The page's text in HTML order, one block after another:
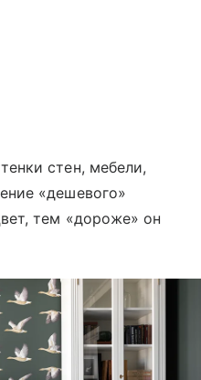
стен, мебели,
«дешевого»
тем «дороже» он